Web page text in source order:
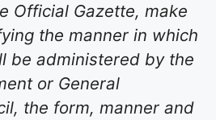
Official Gazette, make
the manner in which
be administered by the
or General
the form, manner and